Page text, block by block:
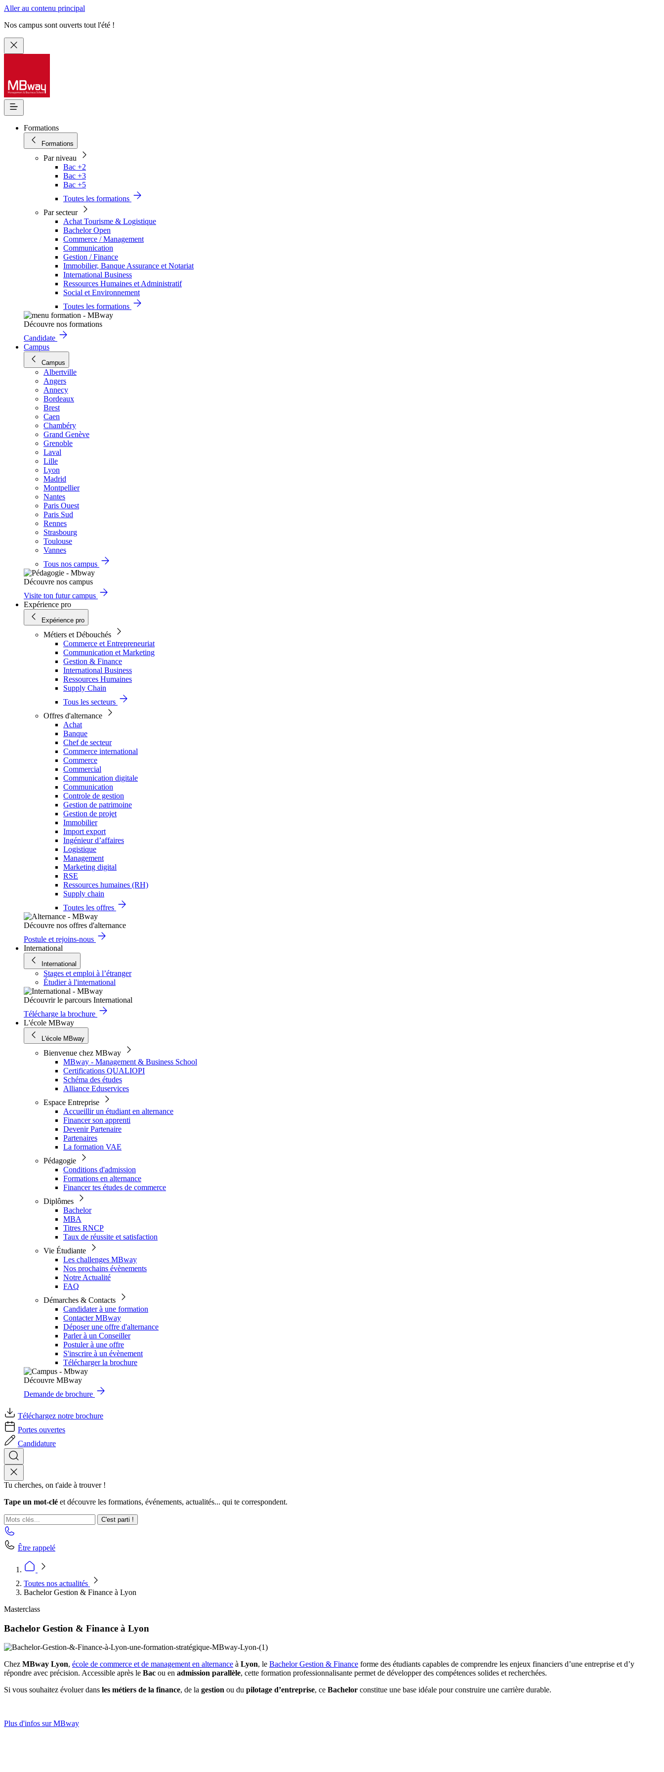
Aller au contenu principal
Nos campus sont ouverts tout l'été !
Formations
Formations
Par niveau
Bac +2
Bac +3
Bac +5
Toutes les formations
Par secteur
Achat Tourisme & Logistique
Bachelor Open
Commerce / Management
Communication
Gestion / Finance
Immobilier, Banque Assurance et Notariat
International Business
Ressources Humaines et Administratif
Social et Environnement
Toutes les formations
Découvre nos formations
Candidate
Campus
Campus
Albertville
Angers
Annecy
Bordeaux
Brest
Caen
Chambéry
Grand Genève
Grenoble
Laval
Lille
Lyon
Madrid
Montpellier
Nantes
Paris Ouest
Paris Sud
Rennes
Strasbourg
Toulouse
Vannes
Tous nos campus
Découvre nos campus
Visite ton futur campus
Expérience pro
Expérience pro
Métiers et Débouchés
Commerce et Entrepreneuriat
Communication et Marketing
Gestion & Finance
International Business
Ressources Humaines
Supply Chain
Tous les secteurs
Offres d'alternance
Achat
Banque
Chef de secteur
Commerce international
Commerce
Commercial
Communication digitale
Communication
Controle de gestion
Gestion de patrimoine
Gestion de projet
Immobilier
Import export
Ingénieur d’affaires
Logistique
Management
Marketing digital
RSE
Ressources humaines (RH)
Supply chain
Toutes les offres
Découvre nos offres d'alternance
Postule et rejoins-nous
International
International
Stages et emploi à l’étranger
Étudier à l'international
Découvrir le parcours International
Télécharge la brochure
L'école MBway
L'école MBway
Bienvenue chez MBway
MBway - Management & Business School
Certifications QUALIOPI
Schéma des études
Alliance Eduservices
Espace Entreprise
Accueillir un étudiant en alternance
Financer son apprenti
Devenir Partenaire
Partenaires
La formation VAE
Pédagogie
Conditions d'admission
Formations en alternance
Financer tes études de commerce
Diplômes
Bachelor
MBA
Titres RNCP
Taux de réussite et satisfaction
Vie Étudiante
Les challenges MBway
Nos prochains évènements
Notre Actualité
FAQ
Démarches & Contacts
Candidater à une formation
Contacter MBway
Déposer une offre d'alternance
Parler à un Conseiller
Postuler à une offre
S'inscrire à un évènement
Télécharger la brochure
Découvre MBway
Demande de brochure
Téléchargez notre brochure
Portes ouvertes
Candidature
Tu cherches, on t'aide à trouver !
Tape un mot-clé et découvre les formations, événements, actualités... qui te correspondent.
C'est parti !
Être rappelé
Toutes nos actualités
Bachelor Gestion & Finance à Lyon
Masterclass
Bachelor Gestion & Finance à Lyon
Chez MBway Lyon, école de commerce et de management en alternance à Lyon, le Bachelor Gestion & Finance forme des étudiants capables de comprendre les enjeux financiers d’une entreprise et d’y
répondre avec précision. Accessible après le Bac ou en admission parallèle, cette formation professionnalisante permet de développer des compétences solides et recherchées.
Si vous souhaitez évoluer dans les métiers de la finance, de la gestion ou du pilotage d’entreprise, ce Bachelor constitue une base idéale pour construire une carrière durable.
Plus d'infos sur MBway